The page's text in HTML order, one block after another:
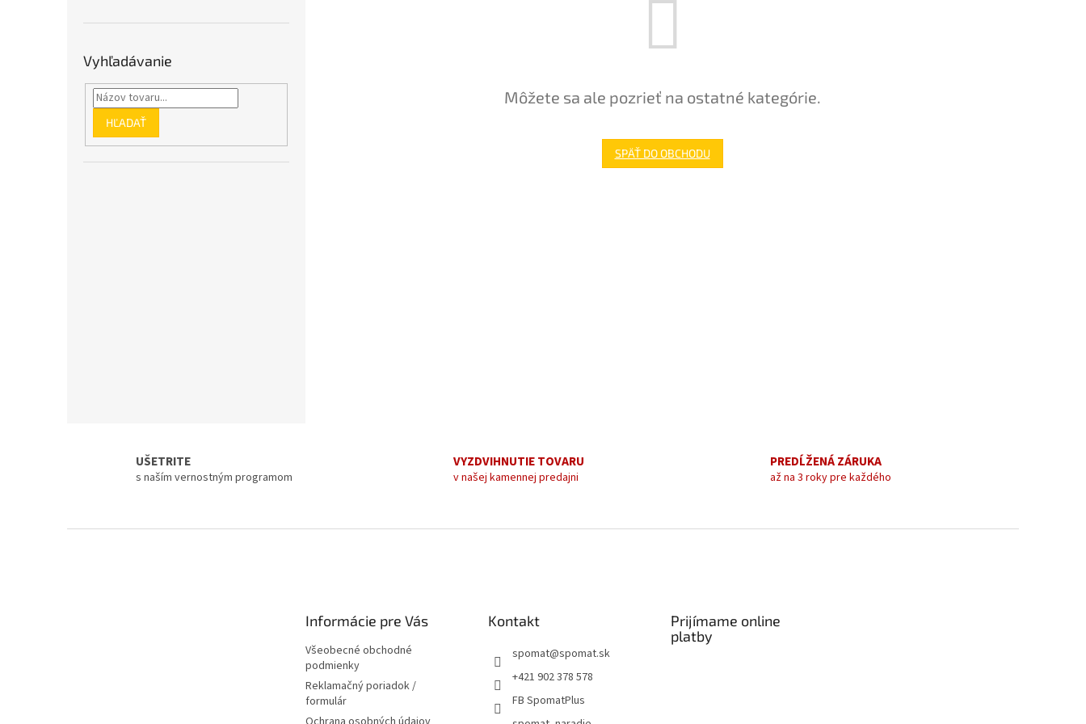
Vyhľadávanie
HĽADAŤ
Môžete sa ale pozrieť na ostatné kategórie.
SPÄŤ DO OBCHODU
UŠETRITE
s naším vernostným programom
VYZDVIHNUTIE TOVARU
v našej kamennej predajni
PREDĹŽENÁ ZÁRUKA
až na 3 roky pre každého
Informácie pre Vás
Všeobecné obchodné
podmienky
Reklamačný poriadok /
formulár
Kontakt
spomat@spomat.sk
+421 902 378 578
FB SpomatPlus
Prijímame online
platby